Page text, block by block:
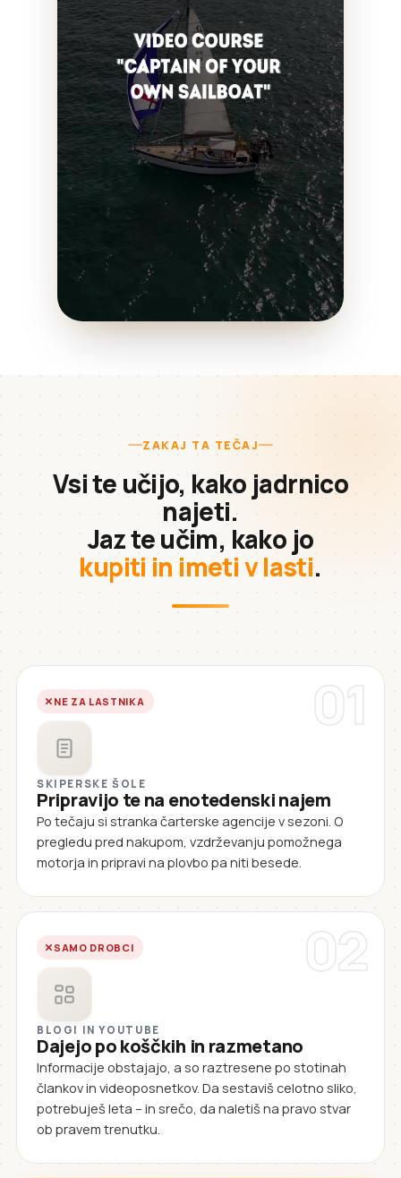
ZAKAJ TA TEČAJ
Vsi te učijo, kako jadrnico
najeti.
Jaz te učim, kako jo
kupiti in imeti v lasti.
01
NE ZA LASTNIKA
SKIPERSKE ŠOLE
Pripravijo te na enotedenski najem
Po tečaju si stranka čarterske agencije v sezoni. O
pregledu pred nakupom, vzdrževanju pomožnega
motorja in pripravi na plovbo pa niti besede.
02
SAMO DROBCI
BLOGI IN YOUTUBE
Dajejo po koščkih in razmetano
Informacije obstajajo, a so raztresene po stotinah
člankov in videoposnetkov. Da sestaviš celotno sliko,
potrebuješ leta – in srečo, da naletiš na pravo stvar
ob pravem trenutku.